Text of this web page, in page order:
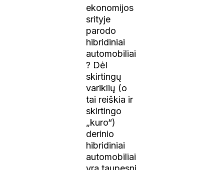
ekonomijos
srityje
parodo
hibridiniai
automobiliai
? Dėl
skirtingų
variklių (o
tai reiškia ir
skirtingo
„kuro“)
derinio
hibridiniai
automobiliai